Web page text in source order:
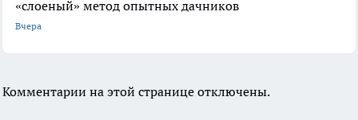
«слоеный» метод опытных дачников
Вчера
Комментарии на этой странице отключены.